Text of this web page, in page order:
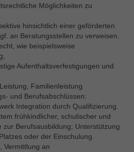
Möglichkeiten zu
hinsichtlich einer geförderten
an Beratungsstellen zu verweisen.
wie beispielsweise
Aufenthaltsverfestigungen und
Familienleistung
und Berufsabschlüssen:
Integration durch Qualifizierung.
frühkindlicher, schulischer und
zur Berufsausbildung; Unterstützung
oder der Einschulung.
Vermittlung an